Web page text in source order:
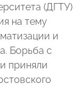
(ДГТУ)
на тему
и
Борьба с
приняли